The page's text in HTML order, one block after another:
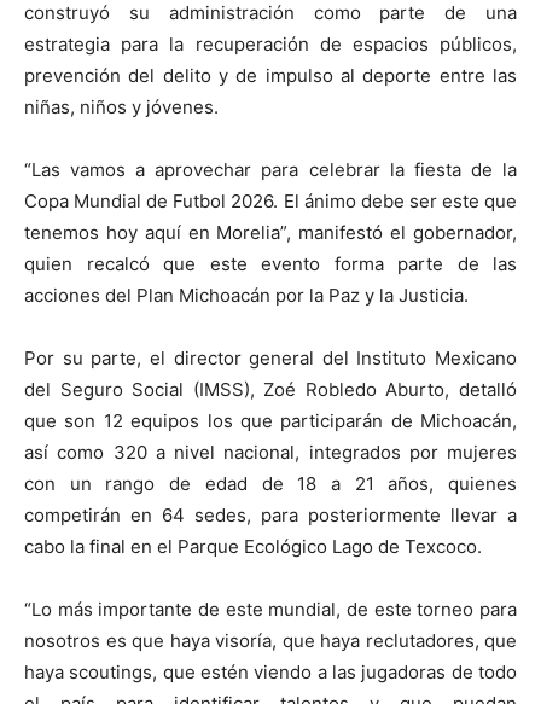
construyó su administración como parte de una
estrategia para la recuperación de espacios públicos,
prevención del delito y de impulso al deporte entre las
niñas, niños y jóvenes.
“Las vamos a aprovechar para celebrar la fiesta de la
Copa Mundial de Futbol 2026. El ánimo debe ser este que
tenemos hoy aquí en Morelia”, manifestó el gobernador,
quien recalcó que este evento forma parte de las
acciones del Plan Michoacán por la Paz y la Justicia.
Por su parte, el director general del Instituto Mexicano
del Seguro Social (IMSS), Zoé Robledo Aburto, detalló
que son 12 equipos los que participarán de Michoacán,
así como 320 a nivel nacional, integrados por mujeres
con un rango de edad de 18 a 21 años, quienes
competirán en 64 sedes, para posteriormente llevar a
cabo la final en el Parque Ecológico Lago de Texcoco.
“Lo más importante de este mundial, de este torneo para
nosotros es que haya visoría, que haya reclutadores, que
haya scoutings, que estén viendo a las jugadoras de todo